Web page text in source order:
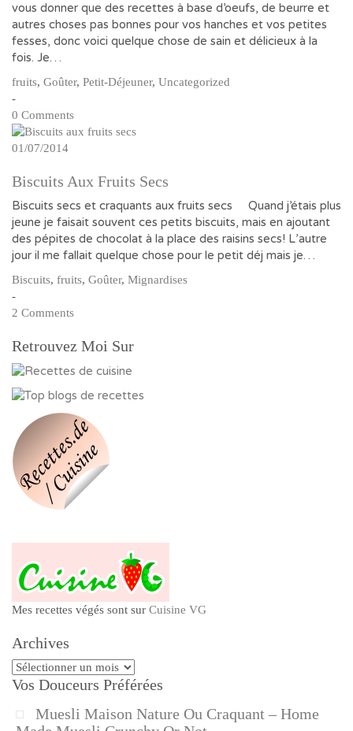
vous donner que des recettes à base d’oeufs, de beurre et
autres choses pas bonnes pour vos hanches et vos petites
fesses, donc voici quelque chose de sain et délicieux à la
fois. Je…
fruits, Goûter, Petit-Déjeuner, Uncategorized
-
0 Comments
01/07/2014
Biscuits Aux Fruits Secs
Biscuits secs et craquants aux fruits secs Quand j’étais plus
jeune je faisait souvent ces petits biscuits, mais en ajoutant
des pépites de chocolat à la place des raisins secs! L’autre
jour il me fallait quelque chose pour le petit déj mais je…
Biscuits, fruits, Goûter, Mignardises
-
2 Comments
Retrouvez Moi Sur
Mes recettes végés sont sur Cuisine VG
Archives
Archives
Vos Douceurs Préférées
Muesli Maison Nature Ou Craquant – Home